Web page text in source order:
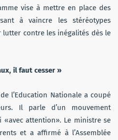
vise à mettre en place des
à vaincre les stéréotypes
contre les inégalités dès le
il faut cesser »
l’Education Nationale a coupé
Il parle d’un mouvement
attention». Le ministre se
et a affirmé à l’Assemblée